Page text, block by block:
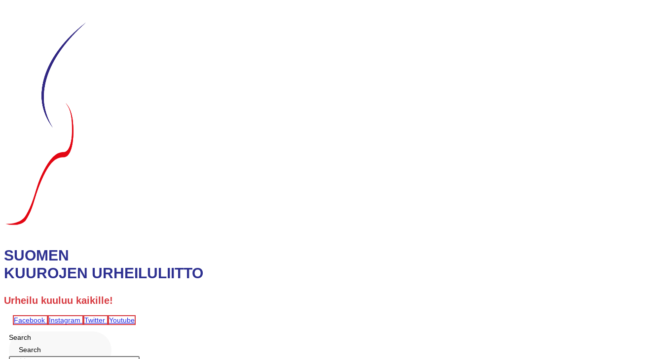
SUOMEN
KUUROJEN URHEILULIITTO
Urheilu kuuluu kaikille!
Facebook Instagram Twitter Youtube
Search
Search